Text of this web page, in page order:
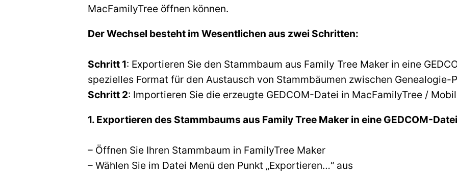
MacFamilyTree öffnen können.
Der Wechsel besteht im Wesentlichen aus zwei Schritten:
Schritt 1: Exportieren Sie den Stammbaum aus Family Tree Maker in eine
spezielles Format für den Austausch von Stammbäumen zwischen Genealogie-
Schritt 2: Importieren Sie die erzeugte GEDCOM-Datei in MacFamilyTree /
1. Exportieren des Stammbaums aus Family Tree Maker in eine GEDCOM-Datei
– Öffnen Sie Ihren Stammbaum in FamilyTree Maker
– Wählen Sie im Datei Menü den Punkt „Exportieren…“ aus